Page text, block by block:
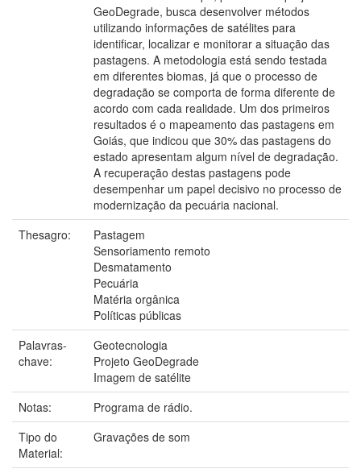
GeoDegrade, busca desenvolver métodos
utilizando informações de satélites para
identificar, localizar e monitorar a situação das
pastagens. A metodologia está sendo testada
em diferentes biomas, já que o processo de
degradação se comporta de forma diferente de
acordo com cada realidade. Um dos primeiros
resultados é o mapeamento das pastagens em
Goiás, que indicou que 30% das pastagens do
estado apresentam algum nível de degradação.
A recuperação destas pastagens pode
desempenhar um papel decisivo no processo de
modernização da pecuária nacional.
Thesagro:
Pastagem
Sensoriamento remoto
Desmatamento
Pecuária
Matéria orgânica
Políticas públicas
Palavras-
chave:
Geotecnologia
Projeto GeoDegrade
Imagem de satélite
Notas:
Programa de rádio.
Tipo do
Material:
Gravações de som